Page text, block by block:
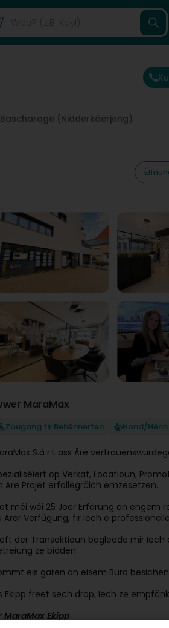
Bascharage (Nidderkäerjeng)
MaraMax
Zougang fir Behënnerten Hond/
S.à r.l. ass Äre
op Verkaf, Locatioun,
Äre Projet erfollegräich ëmzesetzen.
méi wéi 25 Joer Erfarung an engem
Ärer Verfügung, fir Iech e
der Transaktioun begleede mir
ze bidden.
eis gären an eisem Büro
Ekipp freet sech drop, Iech ze
MaraMax Ekipp